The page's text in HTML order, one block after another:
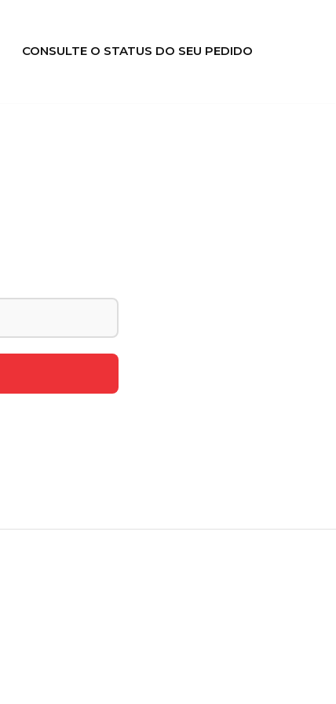
CONSULTE O STATUS DO SEU PEDIDO